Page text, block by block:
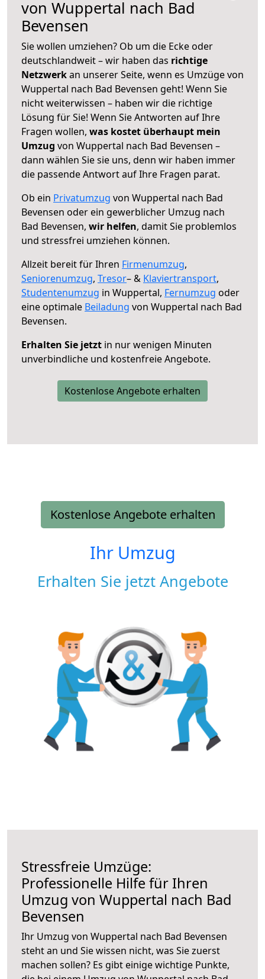
von Wuppertal nach Bad
Bevensen
Sie wollen umziehen? Ob um die Ecke oder
deutschlandweit – wir haben das richtige
Netzwerkan unserer Seite, wenn es Umzüge von
Wuppertal nach Bad Bevensen geht! Wenn Sie
nicht weiterwissen – haben wir die richtige
Lösung für Sie! Wenn Sie Antworten auf Ihre
Fragen wollen, was kostet überhaupt mein
Umzug von Wuppertal nach Bad Bevensen –
dann wählen Sie sie uns, denn wir haben immer
die passende Antwort auf Ihre Fragen parat.
Ob ein Privatumzug von Wuppertal nach Bad
Bevensen oder ein gewerblicher Umzug nach
Bad Bevensen, wir helfen, damit Sie problemlos
und stressfrei umziehen können.
Allzeit bereit für Ihren Firmenumzug,
Seniorenumzug, Tresor– & Klaviertransport,
Studentenumzug in Wuppertal, Fernumzug oder
eine optimale Beiladung von Wuppertal nach Bad
Bevensen.
Erhalten Sie jetzt in nur wenigen Minuten
unverbindliche und kostenfreie Angebote.
Kostenlose Angebote erhalten
Kostenlose Angebote erhalten
Ihr Umzug
Erhalten Sie jetzt Angebote
Stressfreie Umzüge:
Professionelle Hilfe für Ihren
Umzug von Wuppertal nach Bad
Bevensen
Ihr Umzug von Wuppertal nach Bad Bevensen
steht an und Sie wissen nicht, was Sie zuerst
machen sollen? Es gibt einige wichtige Punkte,